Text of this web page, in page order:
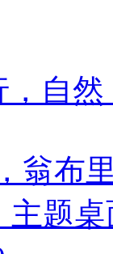
自